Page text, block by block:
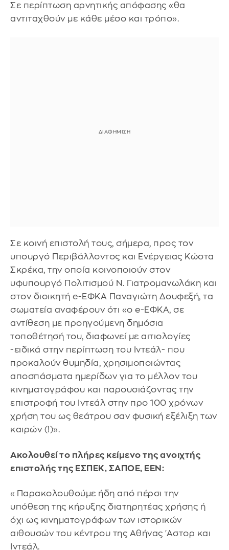
Σε περίπτωση αρνητικής απόφασης «θα
αντιταχθούν με κάθε μέσο και τρόπο».
Σε κοινή επιστολή τους, σήμερα, προς τον
υπουργό Περιβάλλοντος και Ενέργειας Κώστα
Σκρέκα, την οποία κοινοποιούν στον
υφυπουργό Πολιτισμού Ν. Γιατρομανωλάκη και
στον διοικητή e-ΕΦΚΑ Παναγιώτη Δουφεξή, τα
σωματεία αναφέρουν ότι «ο e-ΕΦΚΑ, σε
αντίθεση με προηγούμενη δημόσια
τοποθέτησή του, διαφωνεί με αιτιολογίες
-ειδικά στην περίπτωση του Ιντεάλ- που
προκαλούν θυμηδία, χρησιμοποιώντας
αποσπάσματα ημερίδων για το μέλλον του
κινηματογράφου και παρουσιάζοντας την
επιστροφή του Ιντεάλ στην προ 100 χρόνων
χρήση του ως θεάτρου σαν φυσική εξέλιξη των
καιρών (!)».
Ακολουθεί το πλήρες κείμενο της ανοιχτής
επιστολής της ΕΣΠΕΚ, ΣΑΠΟΕ, ΕΕΝ:
«Παρακολουθούμε ήδη από πέρσι την
υπόθεση της κήρυξης διατηρητέας χρήσης ή
όχι ως κινηματογράφων των ιστορικών
αιθουσών του κέντρου της Αθήνας 'Αστορ και
Ιντεάλ.